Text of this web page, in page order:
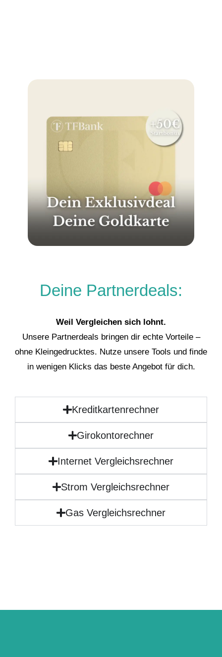
Deine Partnerdeals:
Weil Vergleichen sich lohnt.
Unsere Partnerdeals bringen dir echte Vorteile –
ohne Kleingedrucktes. Nutze unsere Tools und finde
in wenigen Klicks das beste Angebot für dich.
Kreditkartenrechner
Girokontorechner
Internet Vergleichsrechner
Strom Vergleichsrechner
Gas Vergleichsrechner